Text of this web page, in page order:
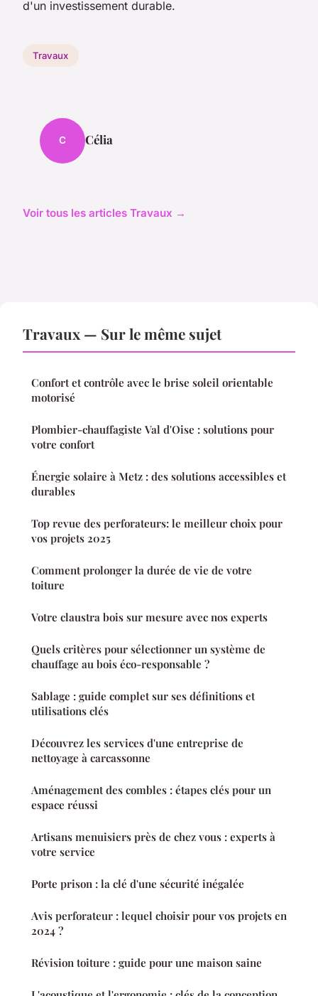
d'un investissement durable.
Travaux
C Célia
Voir tous les articles Travaux →
Travaux — Sur le même sujet
Confort et contrôle avec le brise soleil orientable
motorisé
Plombier-chauffagiste Val d'Oise : solutions pour
votre confort
Énergie solaire à Metz : des solutions accessibles et
durables
Top revue des perforateurs: le meilleur choix pour
vos projets 2025
Comment prolonger la durée de vie de votre
toiture
Votre claustra bois sur mesure avec nos experts
Quels critères pour sélectionner un système de
chauffage au bois éco-responsable ?
Sablage : guide complet sur ses définitions et
utilisations clés
Découvrez les services d'une entreprise de
nettoyage à carcassonne
Aménagement des combles : étapes clés pour un
espace réussi
Artisans menuisiers près de chez vous : experts à
votre service
Porte prison : la clé d'une sécurité inégalée
Avis perforateur : lequel choisir pour vos projets en
2024 ?
Révision toiture : guide pour une maison saine